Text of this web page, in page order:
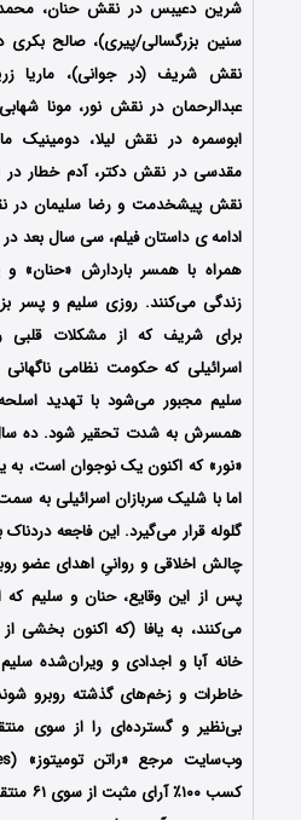
شرین دعیبس در نقش حنان،
سنین بزرگسالی/پیری)، صالح
نقش شریف (در جوانی)، ماریا
عبدالرحمان در نقش نور، مونا
ابوسمره در نقش لیلا، دومینیک
مقدسی در نقش دکتر، آدم خطار در
نقش پیشخدمت و رضا سلیمان در
ادامه ی داستان فیلم، سی سال بعد در
همراه با همسر باردارش «حنان» و
زندگی می‌کنند. روزی سلیم و پسر
برای شریف که از مشکلات قلبی
اسرائیلی که حکومت نظامی
سلیم مجبور می‌شود با تهدید
«نور» که اکنون یک نوجوان است، به
اما با شلیک سربازان اسرائیلی به
گلوله قرار می‌گیرد. این فاجعه
پس از این وقایع، حنان و سلیم که
می‌کنند، به یافا (که اکنون بخشی
خانه آبا و اجدادی و ویران‌شده
خاطرات و زخم‌های گذشته روبرو
بی‌نظیر و گسترده‌ای را از سوی